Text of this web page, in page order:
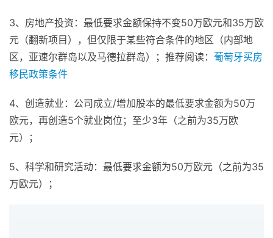
3、房地产投资：最低要求金额保持不变50万欧元和35万欧
元（翻新项目），但仅限于某些符合条件的地区（内部地
区，亚速尔群岛以及马德拉群岛）；推荐阅读： 葡萄牙买房
移民政策条件
4、创造就业：公司成立/增加股本的最低要求金额为50万
欧元，再创造5个就业岗位；至少3年（之前为35万欧
元）；
5、科学和研究活动：最低要求金额为50万欧元（之前为35
万欧元）；